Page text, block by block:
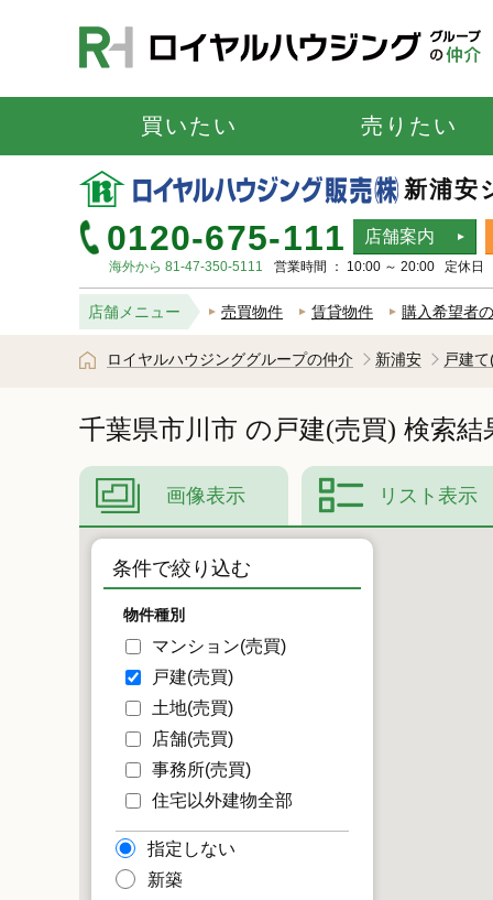
買いたい 売りたい
新浦安
0120-675-111 店舗案内
海外から 81-47-350-5111 営業時間 ： 10:00 ～ 20:00 定休日
店舗メニュー 売買物件 賃貸物件 購入希望者
ロイヤルハウジンググループの仲介 新浦安 戸建
千葉県市川市 の戸建(売買) 検索結
画像表示 リスト表示
条件で絞り込む
物件種別
マンション(売買)
戸建(売買)
土地(売買)
店舗(売買)
事務所(売買)
住宅以外建物全部
指定しない
新築